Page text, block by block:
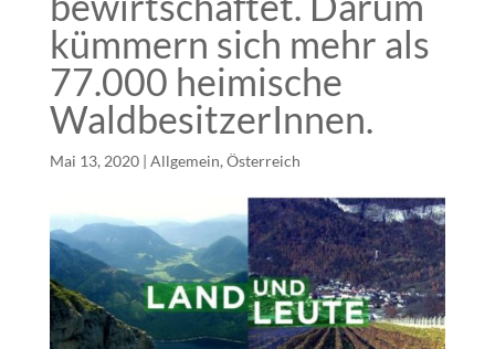
kümmern sich mehr als
77.000 heimische
WaldbesitzerInnen.
Mai 13, 2020| Allgemein, Österreich